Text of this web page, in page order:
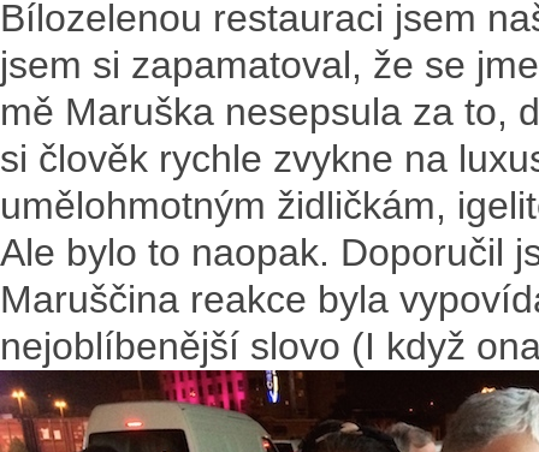
Bílozelenou restauraci jsem
jsem si zapamatoval, že se
mě Maruška nesepsula za to,
si člověk rychle zvykne na
umělohmotným židličkám,
Ale bylo to naopak. Doporučil
Maruščina reakce byla
nejoblíbenější slovo (I když